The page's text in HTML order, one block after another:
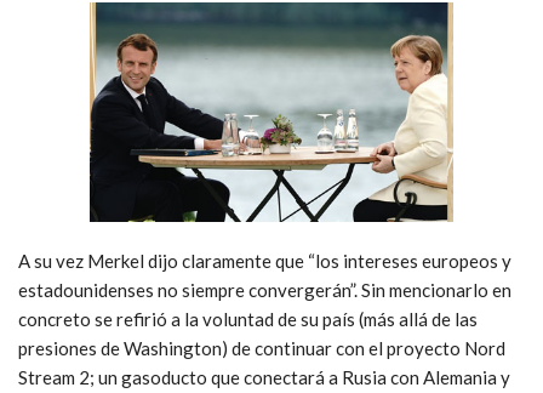
A su vez Merkel dijo claramente que “los intereses europeos y
estadounidenses no siempre convergerán”. Sin mencionarlo en
concreto se refirió a la voluntad de su país (más allá de las
presiones de Washington) de continuar con el proyecto Nord
Stream 2; un gasoducto que conectará a Rusia con Alemania y